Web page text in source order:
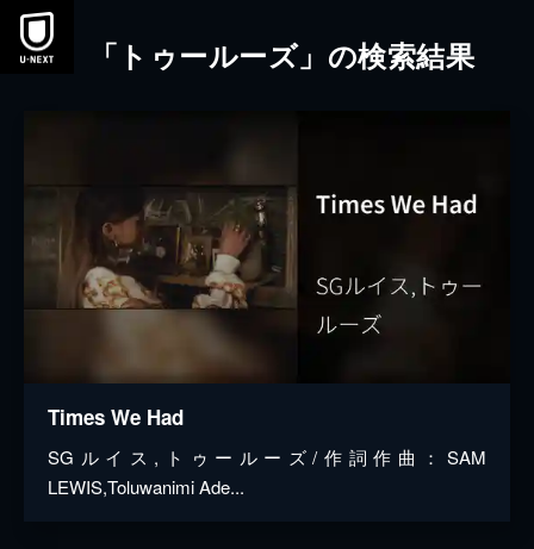
本文へスキップ
「トゥールーズ」の検索結果
Times We Had
SGルイス,トゥールーズ/作詞作曲：SAM
LEWIS,Toluwanimi Ade...